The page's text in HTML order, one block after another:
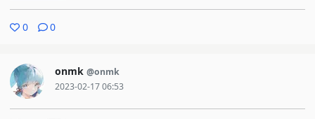
0 0
onmk @onmk
2023-02-17 06:53